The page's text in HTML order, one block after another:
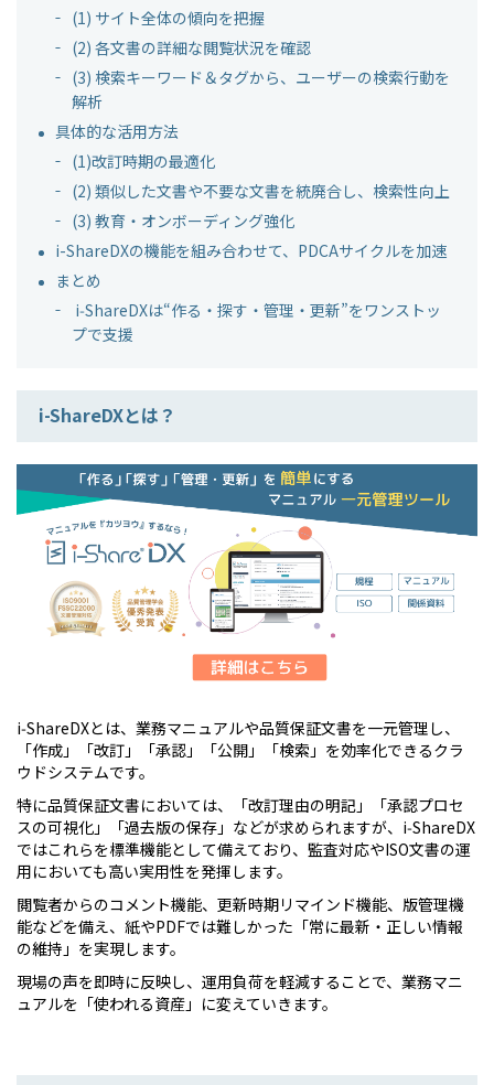
(1) サイト全体の傾向を把握
(2) 各文書の詳細な閲覧状況を確認
(3) 検索キーワード＆タグから、ユーザーの検索行動を
解析
具体的な活用方法
(1)改訂時期の最適化
(2) 類似した文書や不要な文書を統廃合し、検索性向上
(3) 教育・オンボーディング強化
i-ShareDXの機能を組み合わせて、PDCAサイクルを加速
まとめ
i‑ShareDXは“作る・探す・管理・更新”をワンストッ
プで支援
i-ShareDXとは？
i‑ShareDXとは、業務マニュアルや品質保証文書を一元管理し、
「作成」「改訂」「承認」「公開」「検索」を効率化できるクラ
ウドシステムです。
特に品質保証文書においては、「改訂理由の明記」「承認プロセ
スの可視化」「過去版の保存」などが求められますが、i‑ShareDX
ではこれらを標準機能として備えており、監査対応やISO文書の運
用においても高い実用性を発揮します。
閲覧者からのコメント機能、更新時期リマインド機能、版管理機
能などを備え、紙やPDFでは難しかった「常に最新・正しい情報
の維持」を実現します。
現場の声を即時に反映し、運用負荷を軽減することで、業務マニ
ュアルを「使われる資産」に変えていきます。